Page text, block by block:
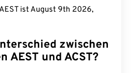
ist August 9th 2026,
zwischen
AEST und ACST?